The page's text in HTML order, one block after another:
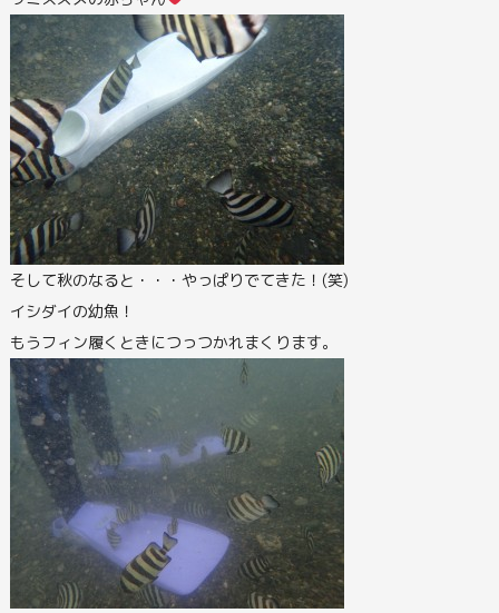
そして秋のなると・・・やっぱりでてきた！(笑)
イシダイの幼魚！
もうフィン履くときにつっつかれまくります。